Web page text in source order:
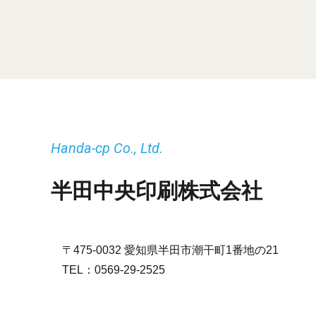
半田中央印刷株式会社
Handa-cp Co., Ltd.
〒475-0032 愛知県半田市潮干町1番地の21
TEL： 0569-29-2525